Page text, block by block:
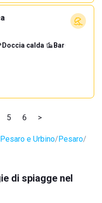
Doccia calda· Bar·
5 6 >
e Urbino Pesaro
di spiagge nel